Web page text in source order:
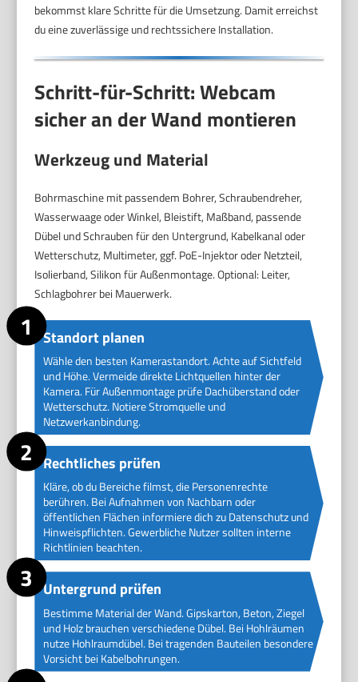
bekommst klare Schritte für die Umsetzung. Damit erreichst
du eine zuverlässige und rechtssichere Installation.
Schritt-für-Schritt: Webcam
sicher an der Wand montieren
Werkzeug und Material
Bohrmaschine mit passendem Bohrer, Schraubendreher,
Wasserwaage oder Winkel, Bleistift, Maßband, passende
Dübel und Schrauben für den Untergrund, Kabelkanal oder
Wetterschutz, Multimeter, ggf. PoE-Injektor oder Netzteil,
Isolierband, Silikon für Außenmontage. Optional: Leiter,
Schlagbohrer bei Mauerwerk.
Standort planen
Wähle den besten Kamerastandort. Achte auf Sichtfeld
und Höhe. Vermeide direkte Lichtquellen hinter der
Kamera. Für Außenmontage prüfe Dachüberstand oder
Wetterschutz. Notiere Stromquelle und
Netzwerkanbindung.
Rechtliches prüfen
Kläre, ob du Bereiche filmst, die Personenrechte
berühren. Bei Aufnahmen von Nachbarn oder
öffentlichen Flächen informiere dich zu Datenschutz und
Hinweispflichten. Gewerbliche Nutzer sollten interne
Richtlinien beachten.
Untergrund prüfen
Bestimme Material der Wand. Gipskarton, Beton, Ziegel
und Holz brauchen verschiedene Dübel. Bei Hohlräumen
nutze Hohlraumdübel. Bei tragenden Bauteilen besondere
Vorsicht bei Kabelbohrungen.